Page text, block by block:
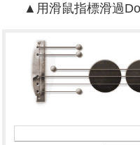
▲用滑鼠指標滑過